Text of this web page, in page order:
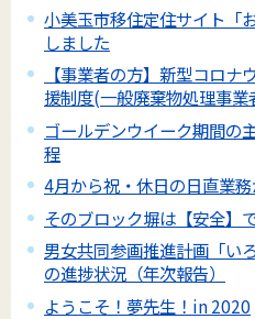
小美玉市移住定住サイト「
しました
【事業者の方】新型コロ
援制度(一般廃棄物処理事業
ゴールデンウイーク期間の
程
4月から祝・休日の日直業
そのブロック塀は【安全】
男女共同参画推進計画「い
の進捗状況（年次報告）
ようこそ！夢先生！in 2020